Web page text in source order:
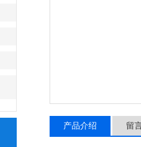
产品介绍 留